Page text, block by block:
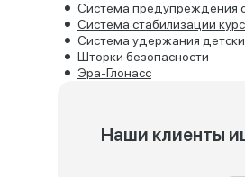
Система предупреждения
Система стабилизации
Система удержания
Шторки безопасности
Эра-Глонасс
Наши клиенты